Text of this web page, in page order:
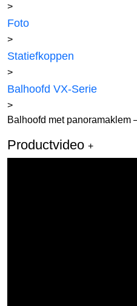
>
Foto
>
Statiefkoppen
>
Balhoofd VX-Serie
>
Balhoofd met panoramaklem
Productvideo +